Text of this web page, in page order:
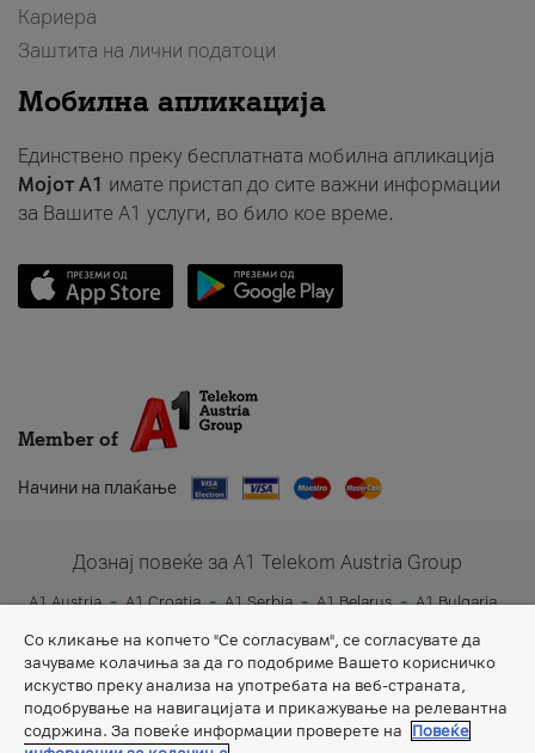
Кариера
Заштита на лични податоци
Мобилна апликација
Единствено преку бесплатната мобилна апликација
Мојот A1 имате пристап до сите важни информации
за Вашите A1 услуги, во било кое време.
Member of
Начини на плаќање
Дознај повеќе за A1 Telekom Austria Group
A1 Austria A1 Croatia A1 Serbia A1 Belarus
A1 Bulgaria
Со кликање на копчето "Се согласувам", се согласувате да
зачуваме колачиња за да го подобриме Вашето корисничко
искуство преку анализа на употребата на веб-страната,
подобрување на навигацијата и прикажување на релевантна
содржина. За повеќе информации проверете на
Повеќе